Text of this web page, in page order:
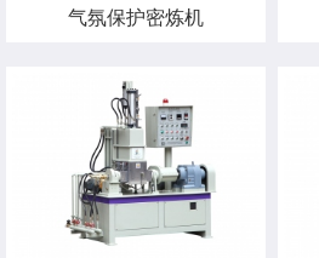
气氛保护密炼机